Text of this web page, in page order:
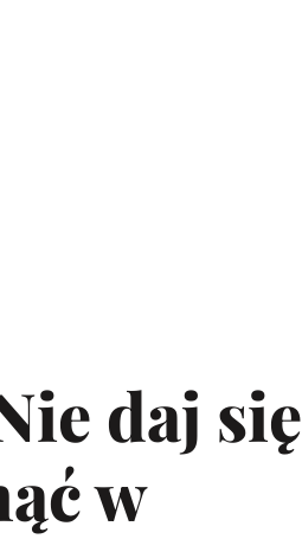
daj się
w